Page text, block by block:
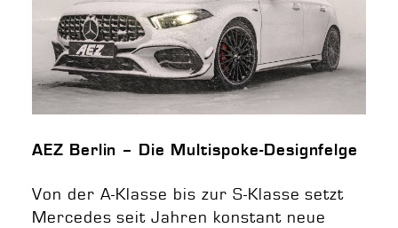
AEZ Berlin – Die Multispoke-Designfelge
Von der A-Klasse bis zur S-Klasse setzt
Mercedes seit Jahren konstant neue